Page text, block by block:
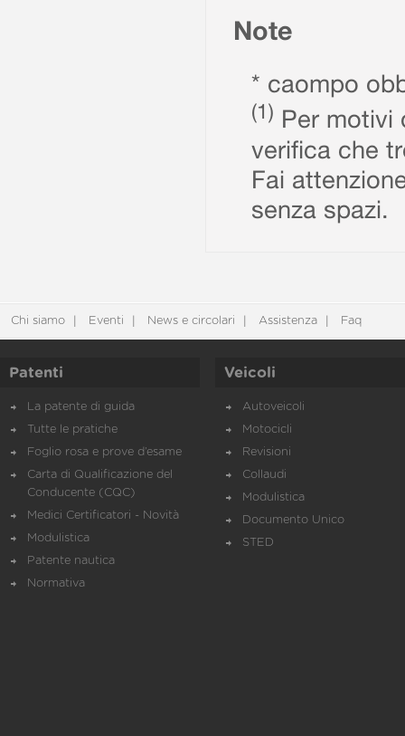
Note
* caompo
(1) Per motivi
verifica che
Fai
senza spazi.
Chi siamo Eventi News e circolari Assistenza Faq
Patenti
La patente di guida
Tutte le pratiche
Foglio rosa e prove d’esame
Carta di Qualificazione del
Conducente (CQC)
Medici Certificatori - Novità
Modulistica
Patente nautica
Normativa
Veicoli
Autoveicoli
Motocicli
Revisioni
Collaudi
Modulistica
Documento Unico
STED